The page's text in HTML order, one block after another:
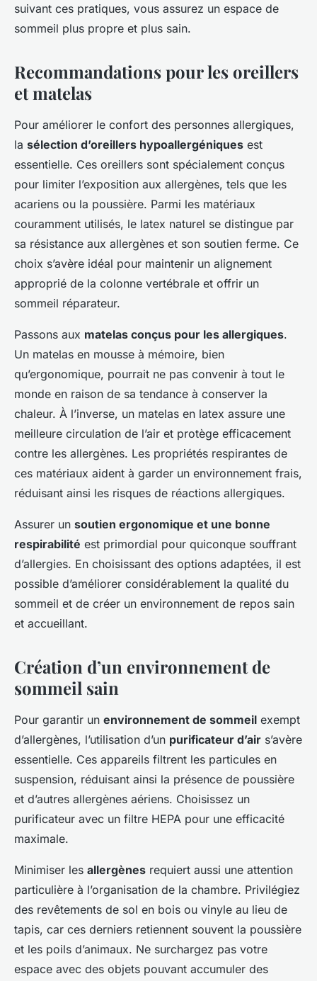
suivant ces pratiques, vous assurez un espace de
sommeil plus propre et plus sain.
Recommandations pour les oreillers
et matelas
Pour améliorer le confort des personnes allergiques,
la sélection d’oreillers hypoallergéniques est
essentielle. Ces oreillers sont spécialement conçus
pour limiter l’exposition aux allergènes, tels que les
acariens ou la poussière. Parmi les matériaux
couramment utilisés, le latex naturel se distingue par
sa résistance aux allergènes et son soutien ferme. Ce
choix s’avère idéal pour maintenir un alignement
approprié de la colonne vertébrale et offrir un
sommeil réparateur.
Passons aux matelas conçus pour les allergiques.
Un matelas en mousse à mémoire, bien
qu’ergonomique, pourrait ne pas convenir à tout le
monde en raison de sa tendance à conserver la
chaleur. À l’inverse, un matelas en latex assure une
meilleure circulation de l’air et protège efficacement
contre les allergènes. Les propriétés respirantes de
ces matériaux aident à garder un environnement frais,
réduisant ainsi les risques de réactions allergiques.
Assurer un soutien ergonomique et une bonne
respirabilité est primordial pour quiconque souffrant
d’allergies. En choisissant des options adaptées, il est
possible d’améliorer considérablement la qualité du
sommeil et de créer un environnement de repos sain
et accueillant.
Création d’un environnement de
sommeil sain
Pour garantir un environnement de sommeil exempt
d’allergènes, l’utilisation d’un purificateur d’air s’avère
essentielle. Ces appareils filtrent les particules en
suspension, réduisant ainsi la présence de poussière
et d’autres allergènes aériens. Choisissez un
purificateur avec un filtre HEPA pour une efficacité
maximale.
Minimiser les allergènes requiert aussi une attention
particulière à l’organisation de la chambre. Privilégiez
des revêtements de sol en bois ou vinyle au lieu de
tapis, car ces derniers retiennent souvent la poussière
et les poils d’animaux. Ne surchargez pas votre
espace avec des objets pouvant accumuler des